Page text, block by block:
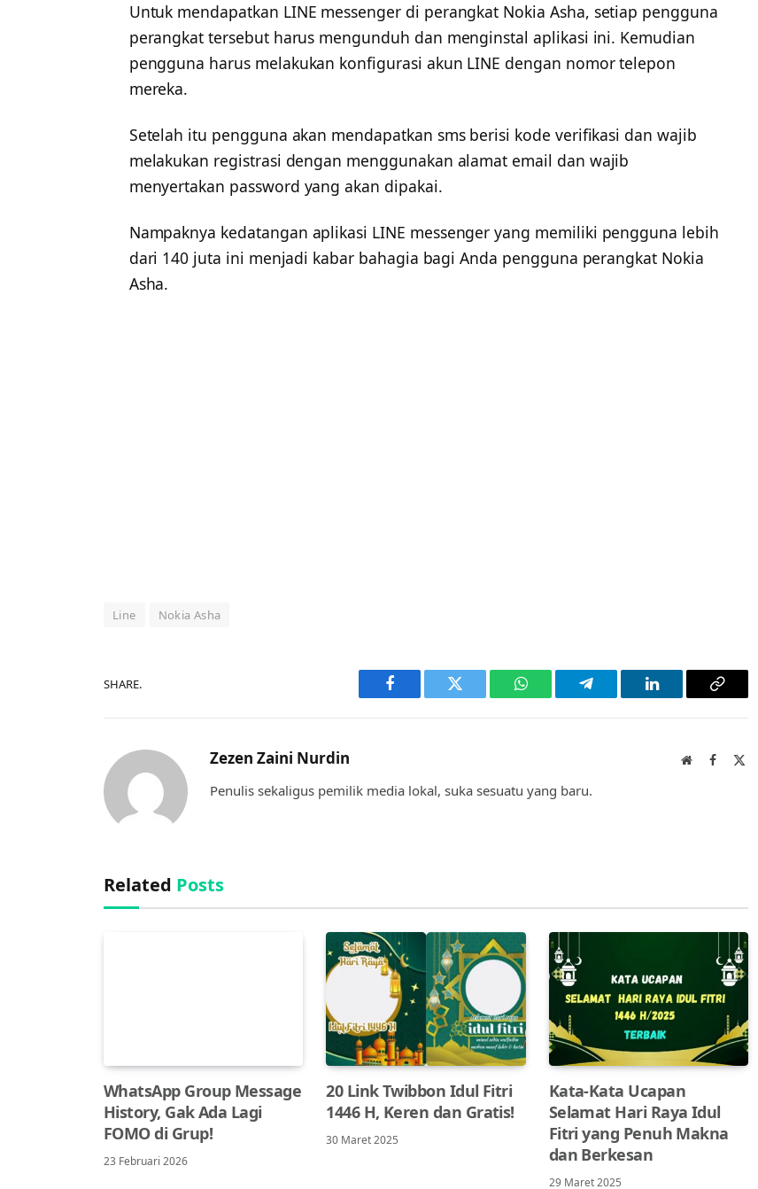
Untuk mendapatkan LINE messenger di perangkat Nokia Asha, setiap pengguna
perangkat tersebut harus mengunduh dan menginstal aplikasi ini. Kemudian
pengguna harus melakukan konfigurasi akun LINE dengan nomor telepon
mereka.
Setelah itu pengguna akan mendapatkan sms berisi kode verifikasi dan wajib
melakukan registrasi dengan menggunakan alamat email dan wajib
menyertakan password yang akan dipakai.
Nampaknya kedatangan aplikasi LINE messenger yang memiliki pengguna lebih
dari 140 juta ini menjadi kabar bahagia bagi Anda pengguna perangkat Nokia
Asha.
Line Nokia Asha
SHARE.
Facebook Twitter WhatsAppTelegram LinkedIn Copy
Zezen Zaini Nurdin WebsiteFacebook
Penulis sekaligus pemilik media lokal, suka sesuatu yang baru.
Related Posts
WhatsApp Group Message
History, Gak Ada Lagi
FOMO di Grup!
23 Februari 2026
20 Link Twibbon Idul Fitri
1446 H, Keren dan Gratis!
30 Maret 2025
Kata-Kata Ucapan
Selamat Hari Raya Idul
Fitri yang Penuh Makna
dan Berkesan
29 Maret 2025